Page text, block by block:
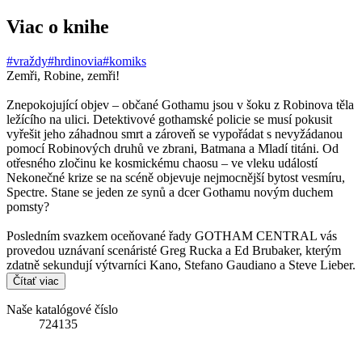
Viac o knihe
#vraždy#hrdinovia#komiks
Zemři, Robine, zemři!
Znepokojující objev – občané Gothamu jsou v šoku z Robinova těla
ležícího na ulici. Detektivové gothamské policie se musí pokusit
vyřešit jeho záhadnou smrt a zároveň se vypořádat s nevyžádanou
pomocí Robinových druhů ve zbrani, Batmana a Mladí titáni. Od
otřesného zločinu ke kosmickému chaosu – ve vleku událostí
Nekonečné krize se na scéně objevuje nejmocnější bytost vesmíru,
Spectre. Stane se jeden ze synů a dcer Gothamu novým duchem
pomsty?
Posledním svazkem oceňované řady GOTHAM CENTRAL vás
provedou uznávaní scenáristé Greg Rucka a Ed Brubaker, kterým
zdatně sekundují výtvarníci Kano, Stefano Gaudiano a Steve Lieber.
Čítať viac
Naše katalógové číslo
724135